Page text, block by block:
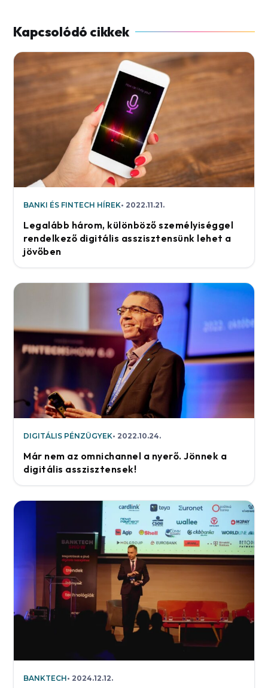
BANKI ÉS FINTECH HÍREK 2022.11.21.
Legalább három, különböző személyiséggel
rendelkező digitális asszisztensünk lehet a
jövőben
DIGITÁLIS PÉNZÜGYEK 2022.10.24.
Már nem az omnichannel a nyerő. Jönnek a
digitális asszisztensek!
BANKTECH 2024.12.12.